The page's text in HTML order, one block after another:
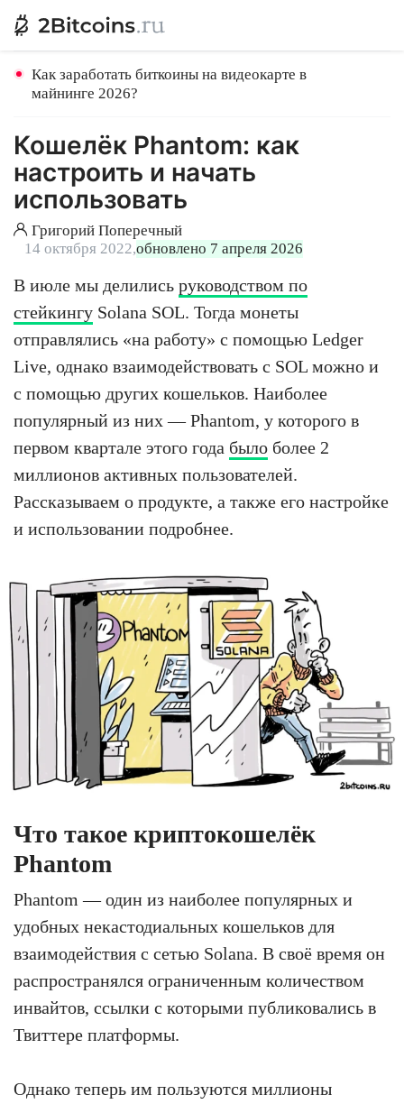
Как заработать биткоины на видеокарте в
майнинге 2026?
Кошелёк Phantom: как
настроить и начать
использовать
Григорий Поперечный
14 октября 2022,обновлено 7 апреля 2026
В июле мы делились руководством по
стейкингу Solana SOL. Тогда монеты
отправлялись «на работу» с помощью Ledger
Live, однако взаимодействовать с SOL можно и
с помощью других кошельков. Наиболее
популярный из них — Phantom, у которого в
первом квартале этого года было более 2
миллионов активных пользователей.
Рассказываем о продукте, а также его настройке
и использовании подробнее.
Что такое криптокошелёк
Phantom
Phantom — один из наиболее популярных и
удобных некастодиальных кошельков для
взаимодействия с сетью Solana. В своё время он
распространялся ограниченным количеством
инвайтов, ссылки с которыми публиковались в
Твиттере платформы.
Однако теперь им пользуются миллионы